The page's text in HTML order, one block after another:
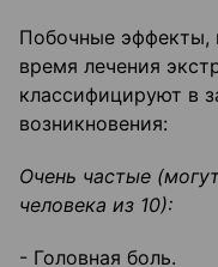
Побочные эффекты,
время лечения
классифицируют в
возникновения:
Очень частые
человека из 10):
- Головная боль.